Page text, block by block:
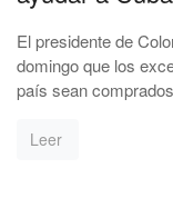
El presidente de
domingo que los
país sean
Leer